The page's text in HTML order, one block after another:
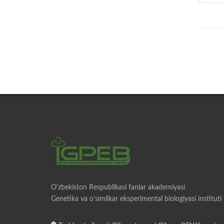
O'zbekiston Respublikasi fanlar akademiyasi
Genetika va o'simlikar eksperimental biologiyasi instituti